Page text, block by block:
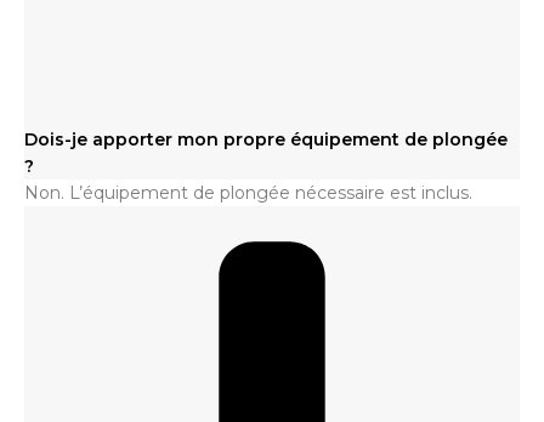
Dois-je apporter mon propre équipement de plongée
?
Non. L’équipement de plongée nécessaire est inclus.